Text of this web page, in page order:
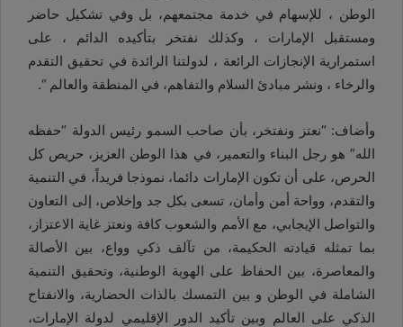
الوطن ، للإسهام في خدمة مجتمعهم، بل وفي تشكيل حاضر
ومستقبل الإمارات ، وكذلك نفتخر بتأكيده الدائم ، على
استمرارية الإنجازات الرائعة ، لدولتنا الرائدة في تحقيق التقدم
والرخاء ، ونشر مبادئ السلام والتفاهم، في المنطقة والعالم “.
وأضاف: “نعتز ونفتخر، بأن صاحب السمو رئيس الدولة “حفظه
الله” هو رجل البناء والتعمير، في هذا الوطن العزيز، حريص كل
الحرص، على أن تكون الإمارات دائما، نموذجا فريداً، في التنمية
والتقدم، وواحة أمن وأمان، تسعى بكل جد وإخلاص، إلى التعاون
والتواصل الإيجابي، مع الأمم والشعوب كافة ونعتز غاية الاعتزاز،
بما تمثله قيادته الحكيمة، من تآلف ذكي وواع، بين الأصالة
والمعاصرة، بين الحفاظ على الهوية الوطنية، وتحقيق التنمية
الشاملة في الوطن و بين التمسك بالذات الحضارية، والانفتاح
الذكي على العالم وبين تأكيد الدور الإقليمي لدولة الإمارات،